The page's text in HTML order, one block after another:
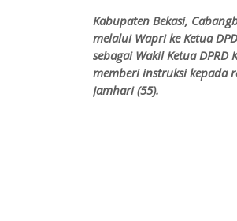
Kabupaten Bekasi,
melalui Wapri ke Ketua
sebagai Wakil Ketua
memberi instruksi kepada
Jamhari (55).